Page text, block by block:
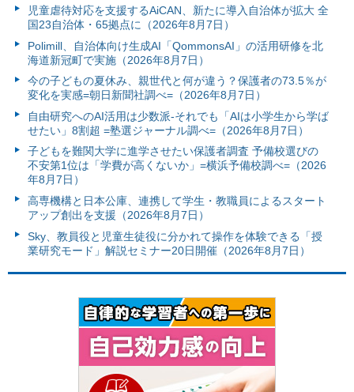
児童虐待対応を支援するAiCAN、新たに導入自治体が拡大 全
国23自治体・65拠点に（2026年8月7日）
Polimill、自治体向け生成AI「QommonsAI」の活用研修を北
海道新冠町で実施（2026年8月7日）
今の子どもの夏休み、親世代と何が違う？保護者の73.5％が
変化を実感=朝日新聞社調べ=（2026年8月7日）
自由研究へのAI活用は少数派-それでも「AIは小学生から学ば
せたい」8割超 =塾選ジャーナル調べ=（2026年8月7日）
子どもを難関大学に進学させたい保護者調査 予備校選びの
不安第1位は「学費が高くないか」=横浜予備校調べ=（2026
年8月7日）
高専機構と日本公庫、連携して学生・教職員によるスタート
アップ創出を支援（2026年8月7日）
Sky、教員役と児童生徒役に分かれて操作を体験できる「授
業研究モード」解説セミナー20日開催（2026年8月7日）